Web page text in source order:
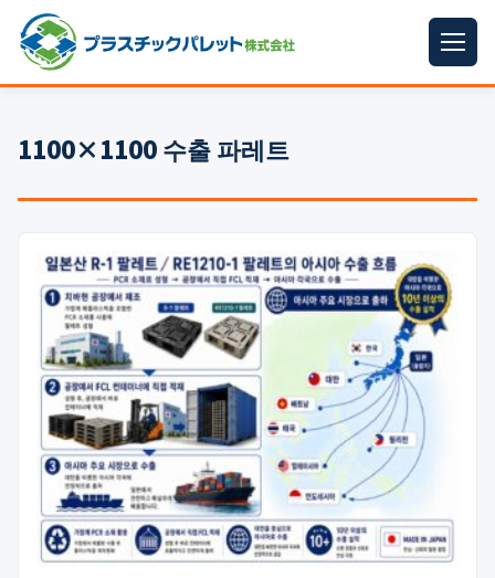
パレットサイズ
プラパレット ▼
コンテナ
中古パレット
再生原料
梱包資材
イラン情勢まとめ
公式ブログ
会社案内
1100×1100 수출 파레트